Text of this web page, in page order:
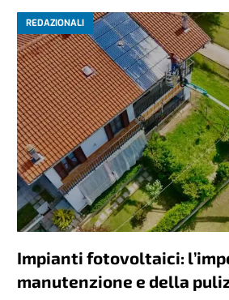
REDAZIONALI
Impianti fotovoltaici:
manutenzione e della